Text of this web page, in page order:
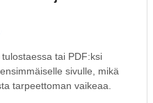
tai PDF:ksi
sivulle, mikä
tarpeettoman vaikeaa.